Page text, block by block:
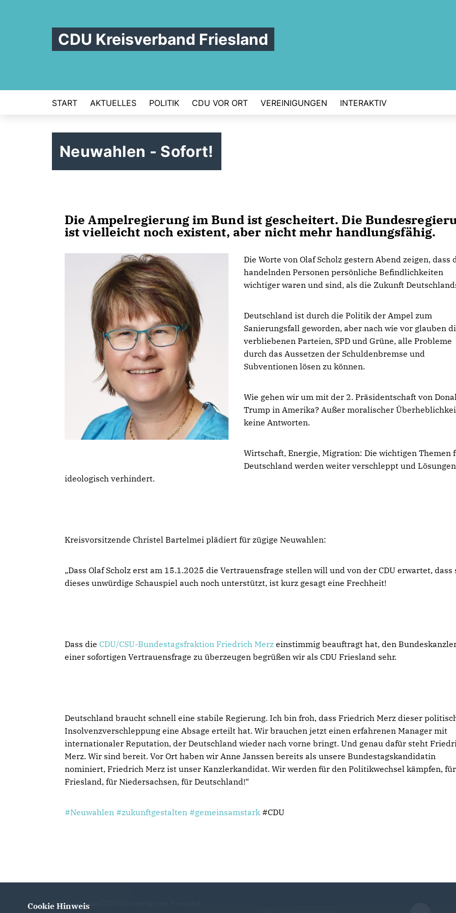
CDU Kreisverband Friesland
START AKTUELLES POLITIK CDU VOR ORT VEREINIGUNGEN INTERAKTIV
Neuwahlen - Sofort!
Die Ampelregierung im Bund ist gescheitert. Die
ist vielleicht noch existent, aber nicht mehr handlungsfähig.
Die Worte von Olaf Scholz gestern Abend zeigen, dass
handelnden Personen persönliche Befindlichkeiten
wichtiger waren und sind, als die Zukunft
Deutschland ist durch die Politik der Ampel zum
Sanierungsfall geworden, aber nach wie vor glauben
verbliebenen Parteien, SPD und Grüne, alle Probleme
durch das Aussetzen der Schuldenbremse und
Subventionen lösen zu können.
Wie gehen wir um mit der 2. Präsidentschaft von
Trump in Amerika? Außer moralischer
keine Antworten.
Wirtschaft, Energie, Migration: Die wichtigen Themen
Deutschland werden weiter verschleppt und Lösungen
ideologisch verhindert.
Kreisvorsitzende Christel Bartelmei plädiert für zügige Neuwahlen:
Dass Olaf Scholz erst am 15.1.2025 die Vertrauensfrage stellen will und von der CDU erwartet, dass
dieses unwürdige Schauspiel auch noch unterstützt, ist kurz gesagt eine Frechheit!
Dass die CDU/CSU-Bundestagsfraktion Friedrich Merz einstimmig beauftragt hat, den
einer sofortigen Vertrauensfrage zu überzeugen begrüßen wir als CDU Friesland sehr.
Deutschland braucht schnell eine stabile Regierung. Ich bin froh, dass Friedrich Merz dieser
Insolvenzverschleppung eine Absage erteilt hat. Wir brauchen jetzt einen erfahrenen Manager mit
internationaler Reputation, der Deutschland wieder nach vorne bringt. Und genau dafür steht
Merz. Wir sind bereit. Vor Ort haben wir Anne Janssen bereits als unsere Bundestagskandidatin
nominiert, Friedrich Merz ist unser Kanzlerkandidat. Wir werden für den Politikwechsel kämpfen, für
Friesland, für Niedersachsen, für Deutschland!“
#Neuwahlen #zukunftgestalten #gemeinsamstark#CDU
Homepage des CDU Kreisverbandes Friesland
Cookie Hinweis